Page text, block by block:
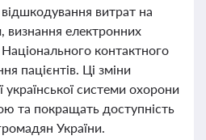
витрат на
визнання електронних
контактного
пацієнтів. Ці зміни
української системи охорони
та покращать доступність
України.